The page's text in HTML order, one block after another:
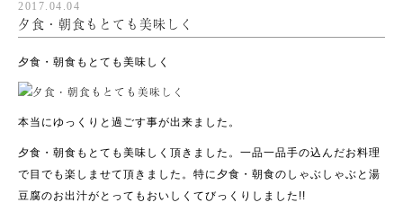
2017.04.04
夕食・朝食もとても美味しく
夕食・朝食もとても美味しく
本当にゆっくりと過ごす事が出来ました。
夕食・朝食もとても美味しく頂きました。一品一品手の込んだお料理
で目でも楽しませて頂きました。特に夕食・朝食のしゃぶしゃぶと湯
豆腐のお出汁がとってもおいしくてびっくりしました!!